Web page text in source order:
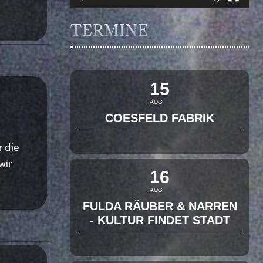
die
TERMINE
15
AUG
COESFELD FABRIK
16
AUG
FULDA RÄUBER & NARREN
- KULTUR FINDET STADT